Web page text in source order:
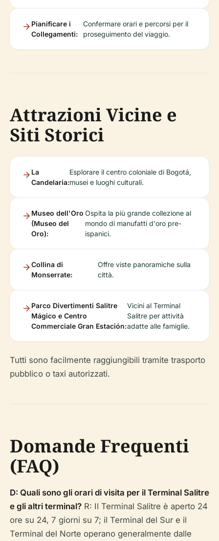
Pianificare i
Collegamenti:
Confermare orari e percorsi per il
proseguimento del viaggio.
Attrazioni Vicine e
Siti Storici
La
Candelaria:
Esplorare il centro coloniale di Bogotá,
musei e luoghi culturali.
Museo dell'Oro
(Museo del
Oro):
Ospita la più grande collezione al
mondo di manufatti d'oro pre-
ispanici.
Collina di
Monserrate:
Offre viste panoramiche sulla
città.
Parco Divertimenti Salitre
Mágico e Centro
Commerciale Gran Estación:
Vicini al Terminal
Salitre per attività
adatte alle famiglie.
Tutti sono facilmente raggiungibili tramite trasporto
pubblico o taxi autorizzati.
Domande Frequenti
(FAQ)
D: Quali sono gli orari di visita per il Terminal Salitre
e gli altri terminal? R: Il Terminal Salitre è aperto 24
ore su 24, 7 giorni su 7; il Terminal del Sur e il
Terminal del Norte operano generalmente dalle